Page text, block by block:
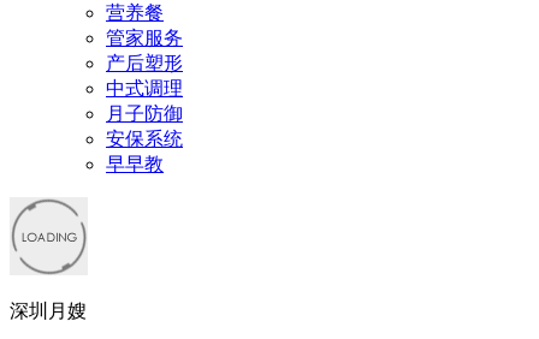
营养餐
管家服务
产后塑形
中式调理
月子防御
安保系统
早早教
深圳月嫂